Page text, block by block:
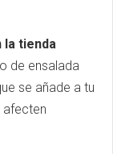
la tienda
de ensalada
se añade a tu
afecten